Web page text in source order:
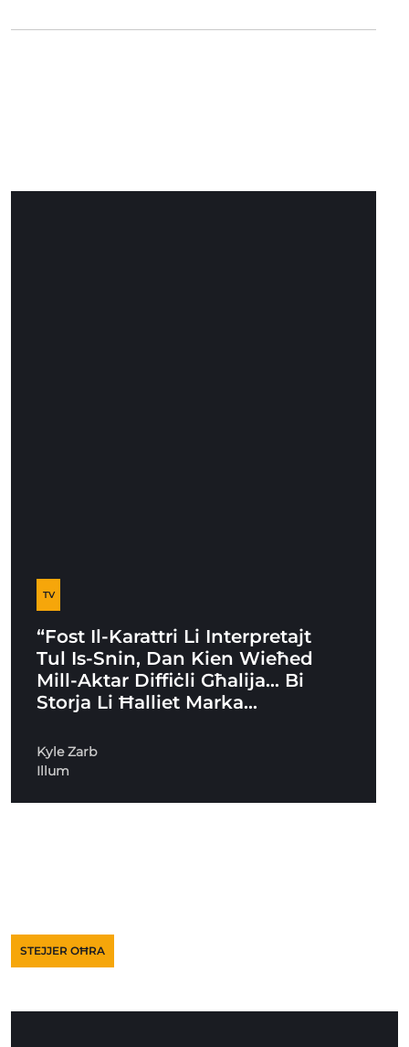
TV
“Fost Il-Karattri Li Interpretajt
Tul Is-Snin, Dan Kien Wieħed
Mill-Aktar Diffiċli Għalija… Bi
Storja Li Ħalliet Marka…
Kyle Zarb
Illum
STEJJER OĦRA